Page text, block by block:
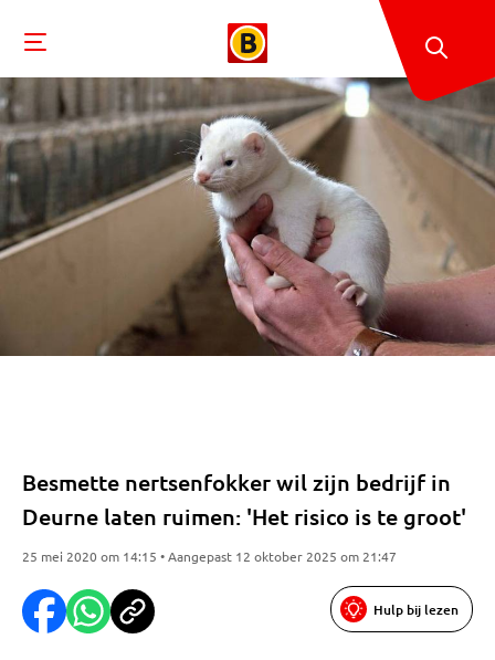
Besmette nertsenfokker wil zijn bedrijf in
Deurne laten ruimen: 'Het risico is te groot'
25 mei 2020 om 14:15 • Aangepast 12 oktober 2025 om 21:47
Hulp bij lezen